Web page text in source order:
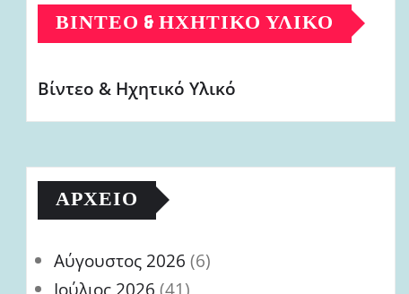
ΒΊΝΤΕΟ & ΗΧΗΤΙΚΌ ΥΛΙΚΌ
Βίντεο & Ηχητικό Υλικό
ΑΡΧΕΊΟ
Αύγουστος 2026 (6)
Ιούλιος 2026 (41)